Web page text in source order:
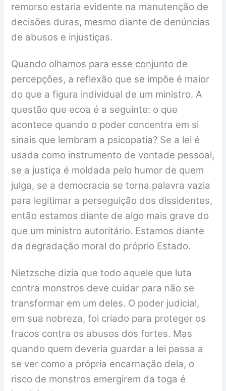
remorso estaria evidente na manutenção de
decisões duras, mesmo diante de denúncias
de abusos e injustiças.
Quando olhamos para esse conjunto de
percepções, a reflexão que se impõe é maior
do que a figura individual de um ministro. A
questão que ecoa é a seguinte: o que
acontece quando o poder concentra em si
sinais que lembram a psicopatia? Se a lei é
usada como instrumento de vontade pessoal,
se a justiça é moldada pelo humor de quem
julga, se a democracia se torna palavra vazia
para legitimar a perseguição dos dissidentes,
então estamos diante de algo mais grave do
que um ministro autoritário. Estamos diante
da degradação moral do próprio Estado.
Nietzsche dizia que todo aquele que luta
contra monstros deve cuidar para não se
transformar em um deles. O poder judicial,
em sua nobreza, foi criado para proteger os
fracos contra os abusos dos fortes. Mas
quando quem deveria guardar a lei passa a
se ver como a própria encarnação dela, o
risco de monstros emergirem da toga é